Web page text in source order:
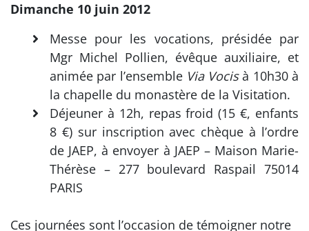
Dimanche 10 juin 2012
Messe pour les vocations, présidée par
Mgr Michel Pollien, évêque auxiliaire, et
animée par l’ensemble Via Vocisà 10h30 à
la chapelle du monastère de la Visitation.
Déjeuner à 12h, repas froid (15 €, enfants
8 €) sur inscription avec chèque à l’ordre
de JAEP, à envoyer à JAEP – Maison Marie-
Thérèse – 277 boulevard Raspail 75014
PARIS
Ces journées sont l’occasion de témoigner notre